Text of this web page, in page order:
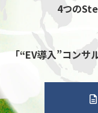
4つの
「“EV導入”コン